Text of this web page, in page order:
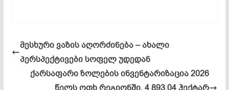
მესხური ვაზის აღორძინება – ახალი
პერსპექტივები სოფელ უდედან
ქარსაფარი ზოლების ინვენტარიზაცია 2026